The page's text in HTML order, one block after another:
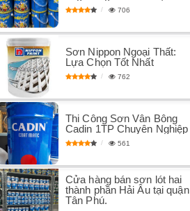
706
Sơn Nippon Ngoại Thất:
Lựa Chọn Tốt Nhất
762
Thi Công Sơn Vân Bông
Cadin 1TP Chuyên Nghiệp
561
Cửa hàng bán sơn lót hai
thành phần Hải Âu tại quận
Tân Phú.